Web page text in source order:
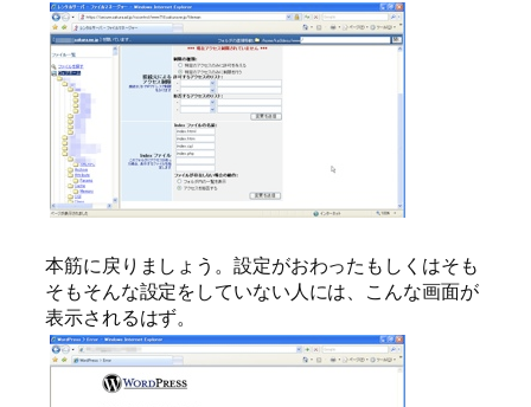
本筋に戻りましょう。設定がおわったもしくはそも
そもそんな設定をしていない人には、こんな画面が
表示されるはず。